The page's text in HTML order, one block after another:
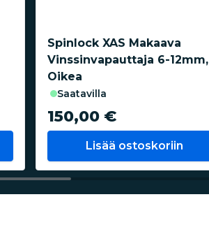
Spinlock XAS Makaava
Vinssinvapauttaja 6-12mm,
Oikea
saatavilla
150,00 €
Lisää ostoskoriin